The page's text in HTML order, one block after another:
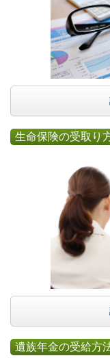
生命保険の受取り
遺族年金の受給方